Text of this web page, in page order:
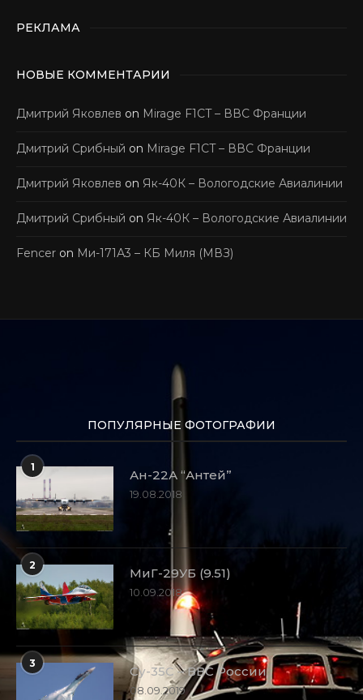
РЕКЛАМА
НОВЫЕ КОММЕНТАРИИ
Дмитрий Яковлев on Mirage F1CT – ВВС Франции
Дмитрий Срибный on Mirage F1CT – ВВС Франции
Дмитрий Яковлев on Як-40К – Вологодские Авиалинии
Дмитрий Срибный on Як-40К – Вологодские Авиалинии
Fencer on Ми-171А3 – КБ Миля (МВЗ)
ПОПУЛЯРНЫЕ ФОТОГРАФИИ
1
Ан-22А “Антей”
19.08.2018
2
МиГ-29УБ (9.51)
10.09.2018
3
Су-35С – ВВС России
08.09.2019